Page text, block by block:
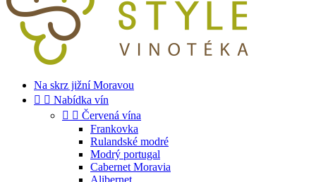
Na skrz jižní Moravou
  Nabídka vín
  Červená vína
Frankovka
Rulandské modré
Modrý portugal
Cabernet Moravia
Alibernet